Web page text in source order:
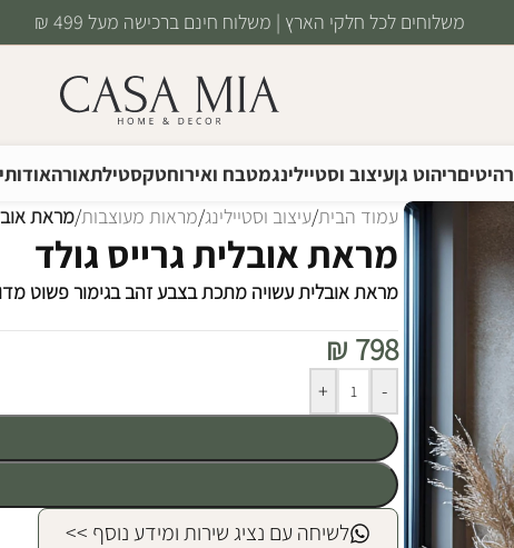
משלוחים לכל חלקי הארץ | משלוח חינם ברכישה מעל 499 ₪
רהיטיםריהוט גןעיצוב וסטיילינגמטבח ואירוחטקסטילתאורה
עמוד הבית/עיצוב וסטיילינג/מראות מעוצבות/מראת
מראת אובלית גרייס גולד
מראת אובלית עשויה מתכת בצבע זהב בגימור פשוט
₪ 798
-
+Alternative:
לשיחה עם נציג שירות ומידע נוסף >>